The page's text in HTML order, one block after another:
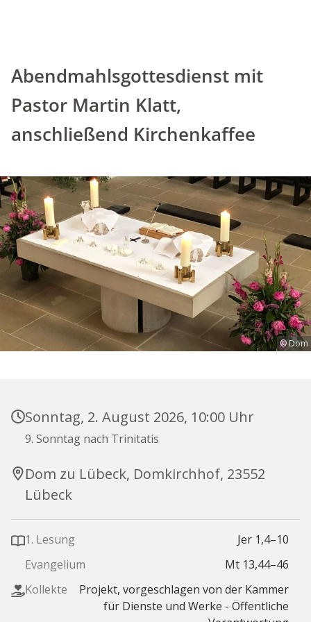
Abendmahlsgottesdienst mit
Pastor Martin Klatt,
anschließend Kirchenkaffee
© Dom
Sonntag, 2. August 2026, 10:00 Uhr
9. Sonntag nach Trinitatis
Dom zu Lübeck, Domkirchhof, 23552
Lübeck
1. Lesung
Jer 1,4–10
Evangelium
Mt 13,44–46
Kollekte
Projekt, vorgeschlagen von der Kammer
für Dienste und Werke - Öffentliche